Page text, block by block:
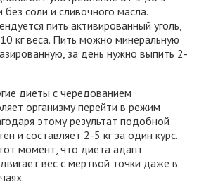
соли и сливочного масла.
пить активированный уголь,
кг веса. Пить можно минеральную
за день нужно выпить 2-
диеты с чередованием
организму перейти в режим
этому результат подобной
и составляет 2-5 кг за один курс.
момент, что диета адапт
вес с мертвой точки даже в